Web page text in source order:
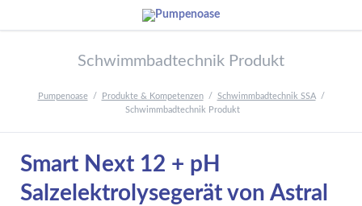
Schwimmbadtechnik Produkt
Pumpenoase Produkte & Kompetenzen
Schwimmbadtechnik SSA
Schwimmbadtechnik Produkt
Smart Next 12 + pH
Salzelektrolysegerät von Astral